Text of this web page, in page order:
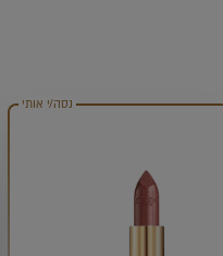
נסה/י אותי